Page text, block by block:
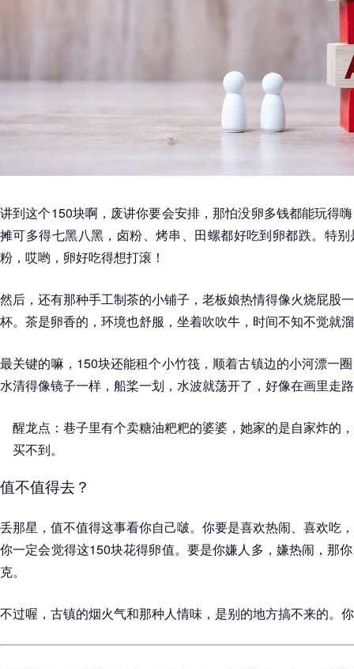
讲到这个150块啊，废讲你要会安排，那怕没卵多钱都能玩得
摊可多得七黑八黑，卤粉、烤串、田螺都好吃到卵都跌。特
粉，哎哟，卵好吃得想打滚！
然后，还有那种手工制茶的小铺子，老板娘热情得像火烧屁股
杯。茶是卵香的，环境也舒服，坐着吹吹牛，时间不知不觉就
最关键的嘛，150块还能租个小竹筏，顺着古镇边的小河漂一
水清得像镜子一样，船桨一划，水波就荡开了，好像在画里走
醒龙点：巷子里有个卖糖油粑粑的婆婆，她家的是自家炸的
买不到。
值不值得去？
丢那星，值不值得这事看你自己啵。你要是喜欢热闹、喜欢吃
你一定会觉得这150块花得卵值。要是你嫌人多，嫌热闹，那
克。
不过喔，古镇的烟火气和那种人情味，是别的地方搞不来的。